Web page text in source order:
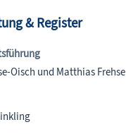
& Register
Oisch und Matthias Frehse